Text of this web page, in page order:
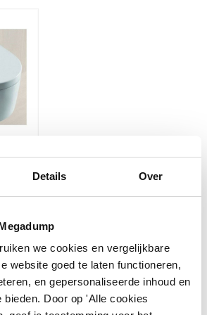
Details Over
we cookies en vergelijkbare
website goed te laten functioneren,
en gepersonaliseerde inhoud en
bieden. Door op 'Alle cookies